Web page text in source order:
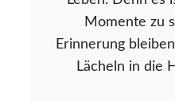
Momente zu
Erinnerung
Lächeln in die